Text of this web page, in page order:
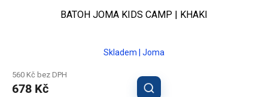
BATOH JOMA KIDS CAMP | KHAKI
Skladem | Joma
560 Kč bez DPH
678 Kč